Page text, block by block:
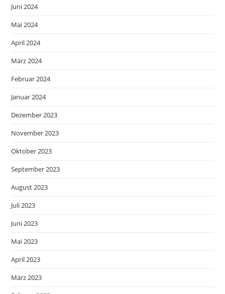
Juni 2024
Mai 2024
April 2024
März 2024
Februar 2024
Januar 2024
Dezember 2023
November 2023
Oktober 2023
September 2023
August 2023
Juli 2023
Juni 2023
Mai 2023
April 2023
März 2023